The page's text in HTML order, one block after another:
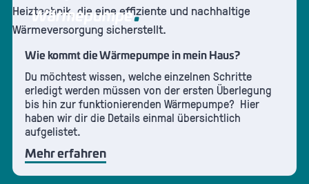
Wärmepumpe
Wie kommt die Wärmepumpe in mein Haus?
Du möchtest wissen, welche einzelnen Schritte
erledigt werden müssen von der ersten Überlegung
bis hin zur funktionierenden Wärmepumpe? Hier
haben wir dir die Details einmal übersichtlich
aufgelistet.
Mehr erfahren